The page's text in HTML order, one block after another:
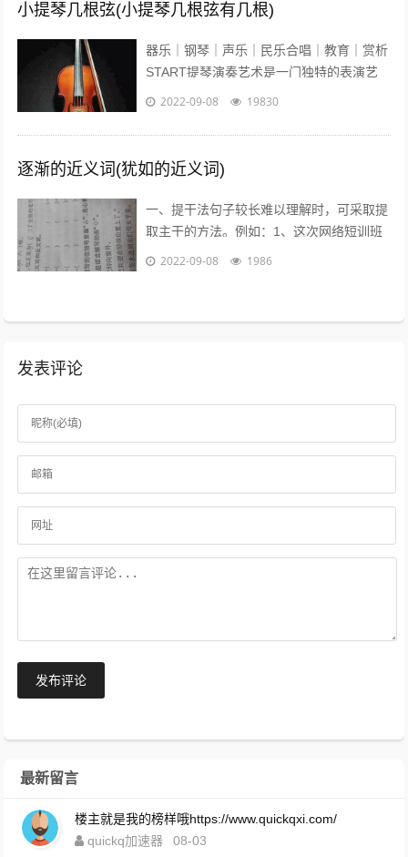
小提琴几根弦(小提琴几根弦有几根)
器乐｜钢琴｜声乐｜民乐合唱｜教育｜赏析
START提琴演奏艺术是一门独特的表演艺
术，它的音色轻盈悦耳、沁人心脾、它宛如
2022-09-08 19830
逐渐的近义词(犹如的近义词)
一、提干法句子较长难以理解时，可采取提
取主干的方法。例如：1、这次网络短训班
的学员，除北大本校人员外，还有来自清华
2022-09-08 1986
发表评论
发布评论
最新留言
楼主就是我的榜样哦https://www.quickqxi.com/
quickq加速器
08-03